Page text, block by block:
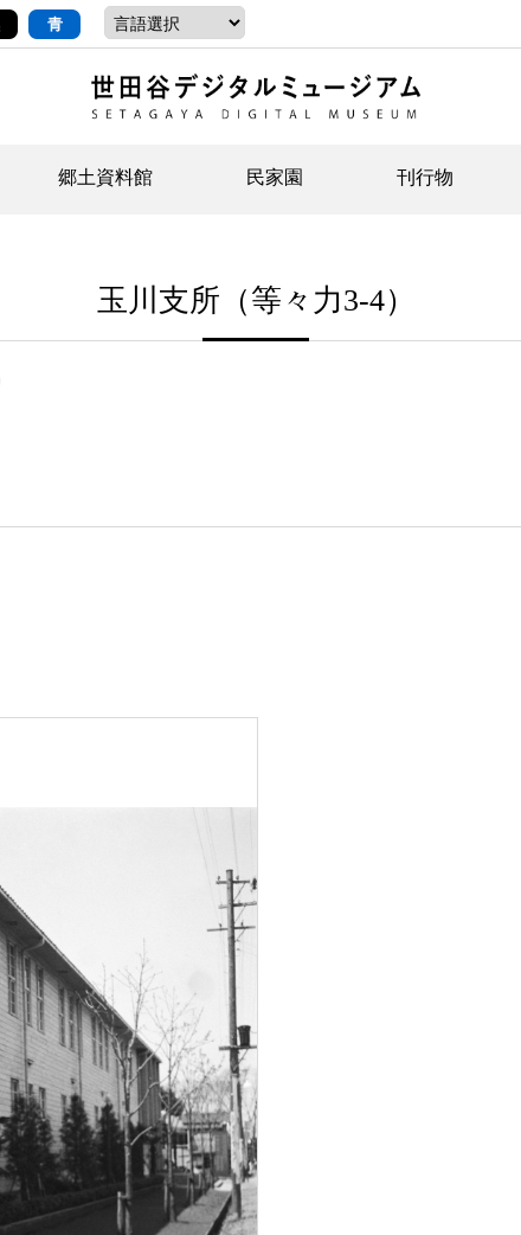
青
郷土資料館
イベント
民家園
ボランティアなど) イベント
科見学など）
刊行物
ジュニア講座
玉川支所（等々力3-4）